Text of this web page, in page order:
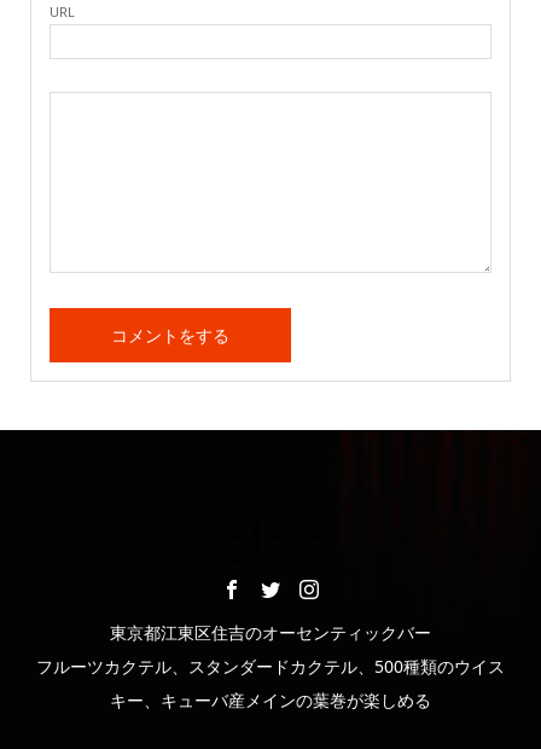
URL
東京都江東区住吉のオーセンティックバー
フルーツカクテル、スタンダードカクテル、500種類のウイス
キー、キューバ産メインの葉巻が楽しめる